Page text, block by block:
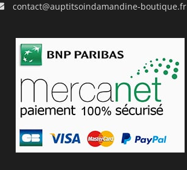
contact@auptitsoindamandine-boutique.fr